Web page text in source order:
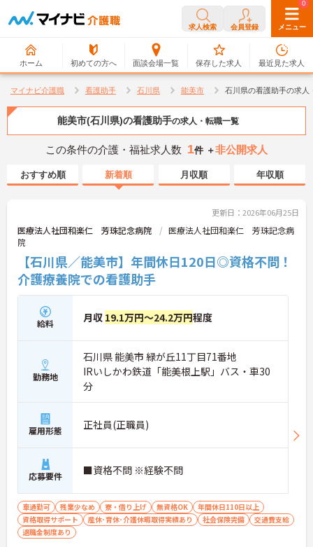
求人検索 会員登録 メニュー
ホーム 初めての方へ 面談会場一覧
0
保存した求人
0
最近見た求人
マイナビ介護職 看護助手 石川県 能美市 石川県の看護助手の求人
能美市(石川県)の看護助手の求人・転職一覧
この条件の介護・福祉求人数 1件 ＋非公開求人
おすすめ順 新着順 月収順 年収順
更新日：2026年06月25日
医療法人社団和楽仁 芳珠記念病院
医療法人社団和楽仁 芳珠記念病
院
【石川県／能美市】年間休日120日◎資格不問！
介護療養院での看護助手
給料 月収 19.1万円～24.2万円程度
勤務地
石川県 能美市 緑が丘11丁目71番地
IRいしかわ鉄道「能美根上駅」バス・車30
分
雇用形態 正社員(正職員)
応募要件 ■資格不問 ※経験不問
車通勤可 残業少なめ 寮・借り上げ 無資格OK
年間休日110日以上
資格取得サポート
産休･育休･介護休暇取得実績あり 社会保険完備
交通費支給
退職金制度あり